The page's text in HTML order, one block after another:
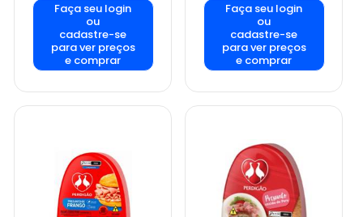
Faça seu login
ou
cadastre-se
para ver preços
e comprar
Faça seu login
ou
cadastre-se
para ver preços
e comprar